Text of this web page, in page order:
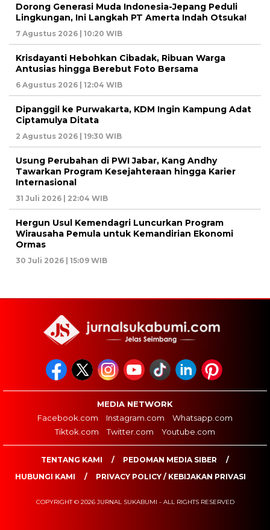
Dorong Generasi Muda Indonesia-Jepang Peduli
Lingkungan, Ini Langkah PT Amerta Indah Otsuka!
7 Agustus 2026 | 10:20 WIB
Krisdayanti Hebohkan Cibadak, Ribuan Warga
Antusias hingga Berebut Foto Bersama
6 Agustus 2026 | 12:04 WIB
Dipanggil ke Purwakarta, KDM Ingin Kampung Adat
Ciptamulya Ditata
2 Agustus 2026 | 19:30 WIB
Usung Perubahan di PWI Jabar, Kang Andhy
Tawarkan Program Kesejahteraan hingga Karier
Internasional
31 Juli 2026 | 22:04 WIB
Hergun Usul Kemendagri Luncurkan Program
Wirausaha Pemula untuk Kemandirian Ekonomi
Ormas
30 Juli 2026 | 15:09 WIB
MEDIA NETWORK
Facebook.com
Instagram.com
Whatsapp.com
Tiktok.com
Twitter.com Youtube.com
TENTANG KAMI
PEDOMAN MEDIA SIBER
HUBUNGI KAMI
PRIVACY POLICY / KEBIJAKAN PRIVASI
COPYRIGHT © 2026 JURNAL SUKABUMI - ALL RIGHTS RESERVED